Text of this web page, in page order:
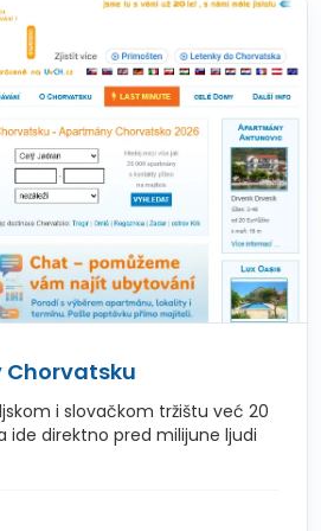
Chorvatsku
i slovačkom tržištu već 20
ide direktno pred milijune ljudi